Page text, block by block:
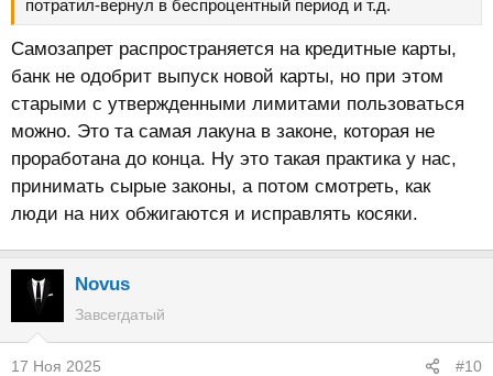
потратил-вернул в беспроцентный период и т.д.
Самозапрет распространяется на кредитные карты,
банк не одобрит выпуск новой карты, но при этом
старыми с утвержденными лимитами пользоваться
можно. Это та самая лакуна в законе, которая не
проработана до конца. Ну это такая практика у нас,
принимать сырые законы, а потом смотреть, как
люди на них обжигаются и исправлять косяки.
Novus
Завсегдатый
17 Ноя 2025 #10